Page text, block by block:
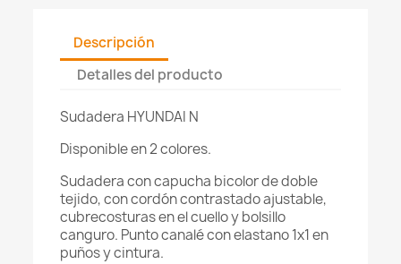
Descripción
Detalles del producto
Sudadera HYUNDAI N
Disponible en 2 colores.
Sudadera con capucha bicolor de doble
tejido, con cordón contrastado ajustable,
cubrecosturas en el cuello y bolsillo
canguro. Punto canalé con elastano 1x1 en
puños y cintura.